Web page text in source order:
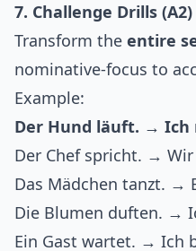
7. Challenge Drills (A2)
Transform the entire
nominative-focus to
Example:
Der Hund läuft. → Ich
Der Chef spricht. → Wir
Das Mädchen tanzt. →
Die Blumen duften. →
Ein Gast wartet. → Ich